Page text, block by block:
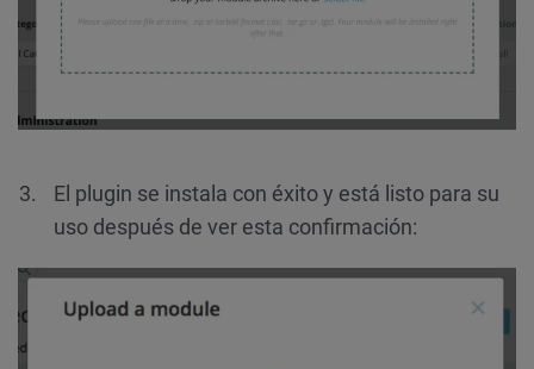
El plugin se instala con éxito y está listo para su
uso después de ver esta confirmación: